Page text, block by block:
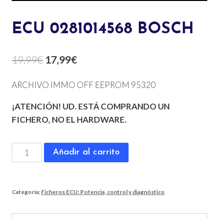
ECU 0281014568 BOSCH
19,99€ El
original
era:
19,99€.
17,99€El
actual
es:
17,99€.
ARCHIVO IMMO OFF EEPROM 95320
¡ATENCIÓN! UD. ESTÁ COMPRANDO UN
FICHERO, NO EL HARDWARE.
ECU
0281014568
cantidad
Añadir al carrito
Categoría: Ficheros ECU: Potencia, control y diagnóstico